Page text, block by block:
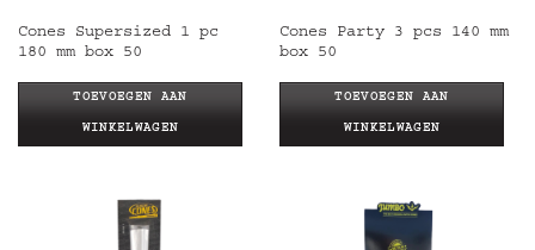
Cones Supersized 1 pc
180 mm box 50
TOEVOEGEN AAN
WINKELWAGEN
Cones Party 3 pcs 140 mm
box 50
TOEVOEGEN AAN
WINKELWAGEN